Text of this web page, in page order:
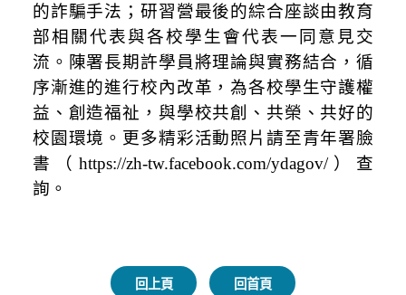
的詐騙手法；研習營最後的綜合座談由教育
部相關代表與各校學生會代表一同意見交
流。陳署長期許學員將理論與實務結合，循
序漸進的進行校內改革，為各校學生守護權
益、創造福祉，與學校共創、共榮、共好的
校園環境。 更多精彩活動照片請至青年署臉
書（https://zh-tw.facebook.com/ydagov/）查
詢。
回上頁 回首頁